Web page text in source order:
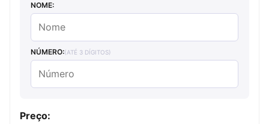
NOME:
NÚMERO:(ATÉ 3 DÍGITOS)
Preço: